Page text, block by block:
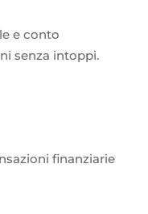
e conto
senza intoppi.
finanziarie